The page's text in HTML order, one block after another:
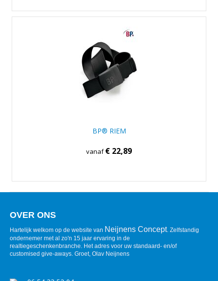
BP® RIEM
vanaf€ 22,89
OVER ONS
Hartelijk welkom op de website van Neijnens Concept. Zelfstandig
ondernemer met al zo'n 15 jaar ervaring in de
realtiegeschenkenbranche. Het adres voor uw standaard- en/of
customised give-aways. Groet, Olav Neijnens